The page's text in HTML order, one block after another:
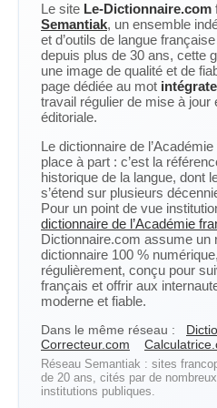
Le site Le-Dictionnaire.com
Semantiak, un ensemble
et d’outils de langue
depuis plus de 30 ans, cette
une image de qualité et de
page dédiée au mot
travail régulier de mise à jour
éditoriale.
Le dictionnaire de
place à part : c’est la
historique de la langue, dont
s’étend sur plusieurs
Pour un point de vue
dictionnaire de l’Académie
Dictionnaire.com assume un
dictionnaire 100 %
régulièrement, conçu pour
français et offrir aux
moderne et fiable.
Dans le même réseau :
Correcteur.com
Réseau Semantiak : sites
de 20 ans, cités par de
institutions publiques.